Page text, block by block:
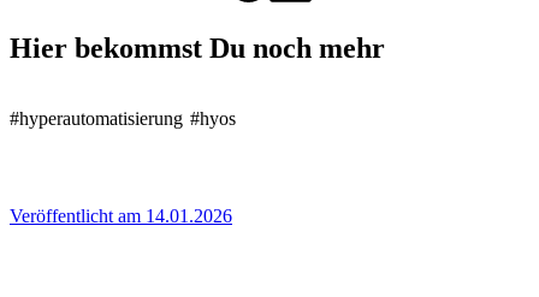
Hier bekommst Du noch mehr
#hyperautomatisierung #hyos
Veröffentlicht am 14.01.2026